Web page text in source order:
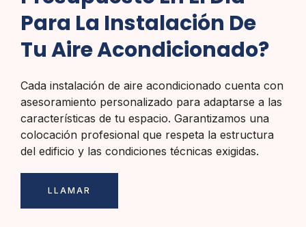
Para La Instalación De
Tu Aire Acondicionado?
Cada instalación de aire acondicionado cuenta con
asesoramiento personalizado para adaptarse a las
características de tu espacio. Garantizamos una
colocación profesional que respeta la estructura
del edificio y las condiciones técnicas exigidas.
LLAMAR